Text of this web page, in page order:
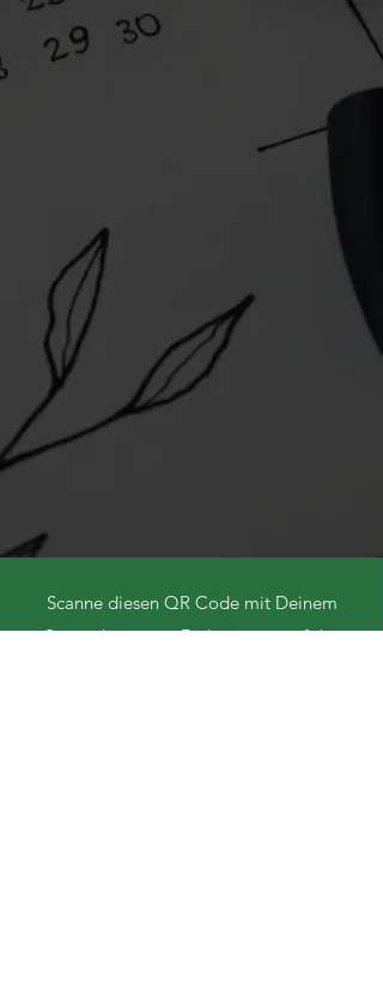
Scanne diesen QR Code mit Deinem
Smartphone, um Dich mit uns auf der